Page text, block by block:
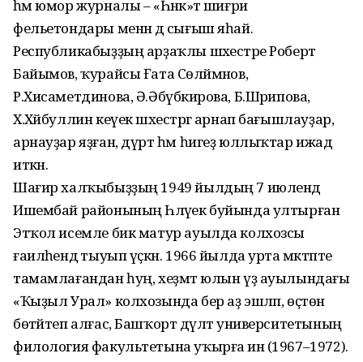
һәм юмор журналы – «Һәнәк»тә шиғри
фельетондары менән дә сығыш яһай.
Республикабыҙҙың арҙаҡлы шәхестәре Роберт
Байымов, ҡурайсы Ғата Сөләймәнов,
Р.Хисаметдинова, Ә.Әбүбәкирова, Б.Шәрипова,
Х.Хәйбуллин кеүек шәхестәргә арнап бағышлауҙар,
арнауҙар яҙған, дүрт һәм һигеҙ юллыҡтар ижад
иткән.
Шағир халҡыбыҙҙың 1949 йылдың 7 июлендә
Ишембай районының Һәләүек буйында ултырған
Этҡол исемле бик матур ауылда колхозсы
ғаиләһендә тыуып үҫкән. 1966 йылда урта мәктәпте
тамамлағандан һуң, хеҙмәт юлын үҙ ауылындағы
«Ҡыҙыл Урал» колхозында бер аҙ эшләп, өҫтөн
бөтәйтеп алғас, Башҡорт дәүләт университетының
филология факультетына уҡырға инә (1967–1972).